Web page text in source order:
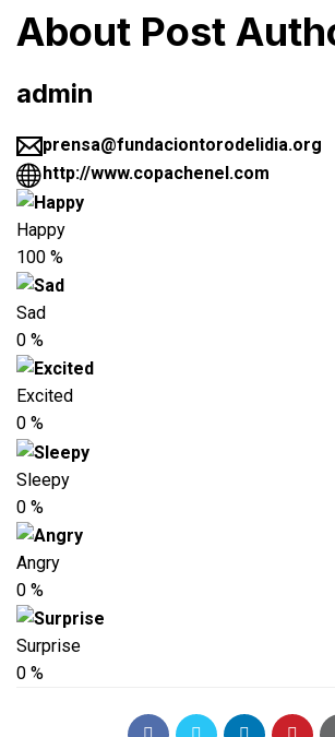
About Post
admin
prensa@fundaciontorodelidia.org
http://www.copachenel.com
Happy
100 %
Sad
0 %
Excited
0 %
Sleepy
0 %
Angry
0 %
Surprise
0 %